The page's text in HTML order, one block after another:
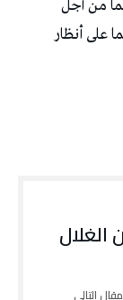
من أجل
على أنظار
طن من الغلال